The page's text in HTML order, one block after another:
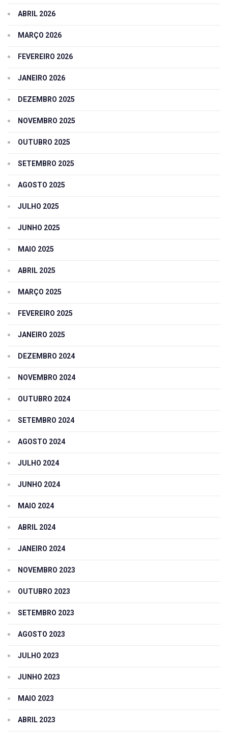
ABRIL 2026
MARÇO 2026
FEVEREIRO 2026
JANEIRO 2026
DEZEMBRO 2025
NOVEMBRO 2025
OUTUBRO 2025
SETEMBRO 2025
AGOSTO 2025
JULHO 2025
JUNHO 2025
MAIO 2025
ABRIL 2025
MARÇO 2025
FEVEREIRO 2025
JANEIRO 2025
DEZEMBRO 2024
NOVEMBRO 2024
OUTUBRO 2024
SETEMBRO 2024
AGOSTO 2024
JULHO 2024
JUNHO 2024
MAIO 2024
ABRIL 2024
JANEIRO 2024
NOVEMBRO 2023
OUTUBRO 2023
SETEMBRO 2023
AGOSTO 2023
JULHO 2023
JUNHO 2023
MAIO 2023
ABRIL 2023